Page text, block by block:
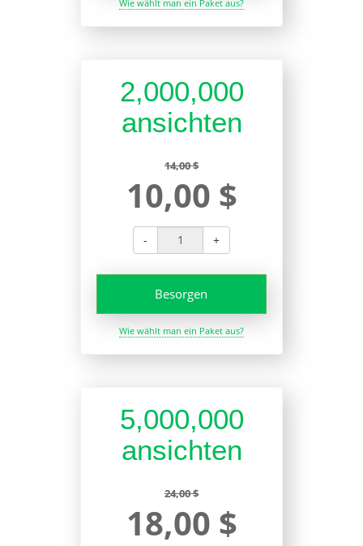
Wie wählt man ein Paket aus?
2,000,000
ansichten
14,00 $
10,00 $
- +
Besorgen
Wie wählt man ein Paket aus?
5,000,000
ansichten
24,00 $
18,00 $